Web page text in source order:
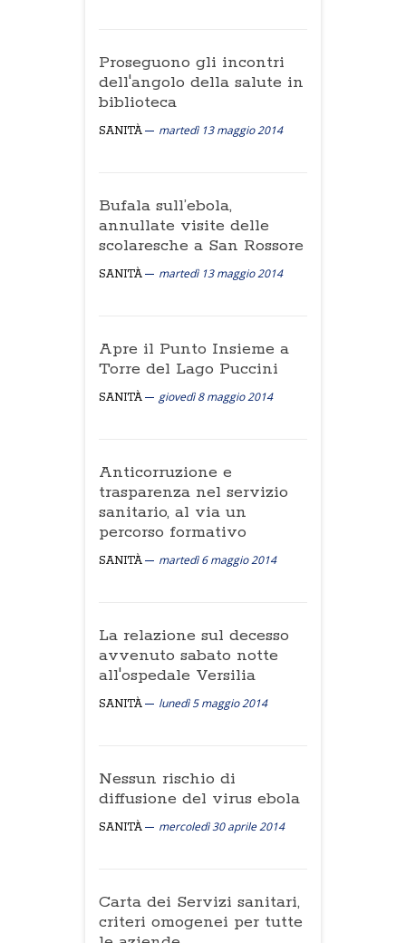
Proseguono gli incontri
dell'angolo della salute in
biblioteca
SANITÀ martedì 13 maggio 2014
Bufala sull’ebola,
annullate visite delle
scolaresche a San Rossore
SANITÀ martedì 13 maggio 2014
Apre il Punto Insieme a
Torre del Lago Puccini
SANITÀ giovedì 8 maggio 2014
Anticorruzione e
trasparenza nel servizio
sanitario, al via un
percorso formativo
SANITÀ martedì 6 maggio 2014
La relazione sul decesso
avvenuto sabato notte
all'ospedale Versilia
SANITÀ lunedì 5 maggio 2014
Nessun rischio di
diffusione del virus ebola
SANITÀ mercoledì 30 aprile 2014
Carta dei Servizi sanitari,
criteri omogenei per tutte